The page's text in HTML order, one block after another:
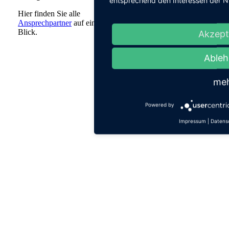
Hier finden Sie alle
Ansprechpartnerauf einen
Blick.
Powered by
Impressum |